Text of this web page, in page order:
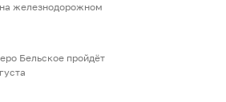
железнодорожном
Бельское пройдёт